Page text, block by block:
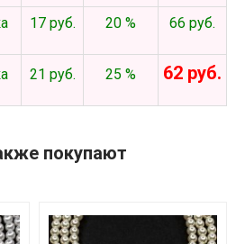
17 руб. 20 % 66 руб.
21 руб. 25 % 62 руб.
покупают